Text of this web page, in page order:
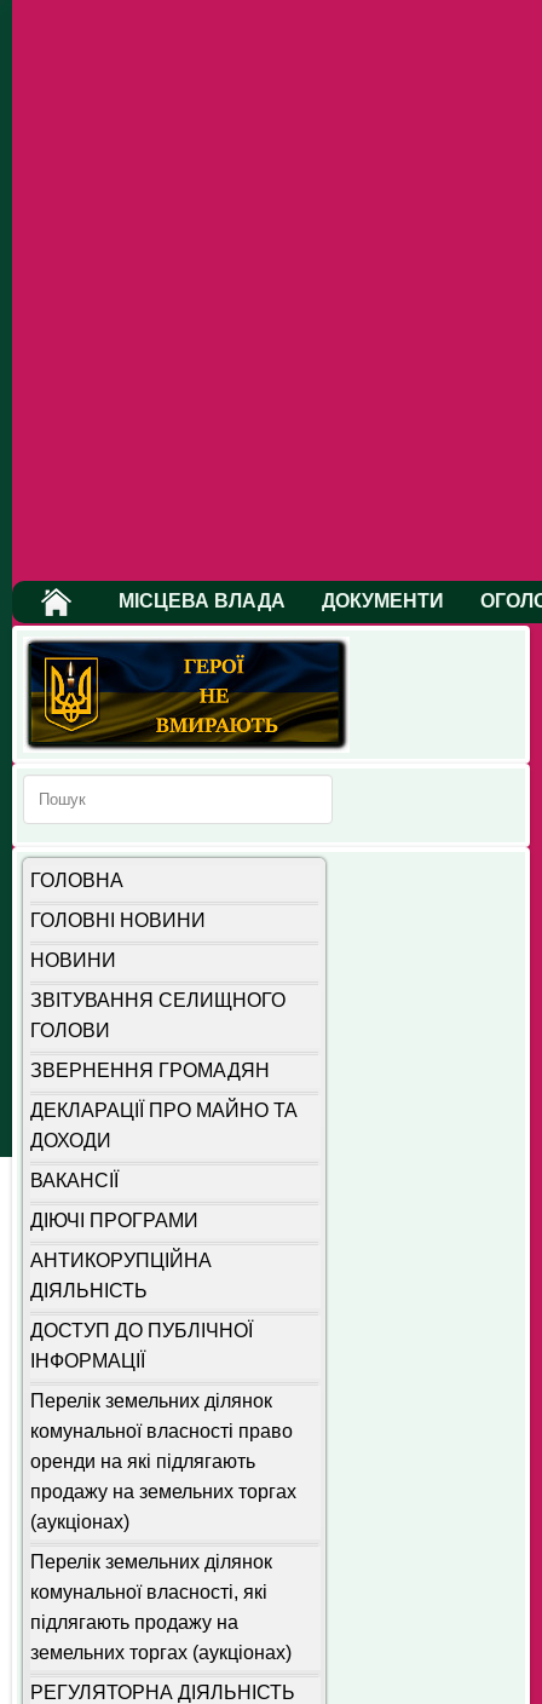
МІСЦЕВА ВЛАДА ДОКУМЕНТИ
ГОЛОВНА
ГОЛОВНІ НОВИНИ
НОВИНИ
ЗВІТУВАННЯ СЕЛИЩНОГО
ГОЛОВИ
ЗВЕРНЕННЯ ГРОМАДЯН
ДЕКЛАРАЦІЇ ПРО МАЙНО ТА
ДОХОДИ
ВАКАНСІЇ
ДІЮЧІ ПРОГРАМИ
АНТИКОРУПЦІЙНА
ДІЯЛЬНІСТЬ
ДОСТУП ДО ПУБЛІЧНОЇ
ІНФОРМАЦІЇ
Перелік земельних ділянок
комунальної власності право
оренди на які підлягають
продажу на земельних торгах
(аукціонах)
Перелік земельних ділянок
комунальної власності, які
підлягають продажу на
земельних торгах (аукціонах)
РЕГУЛЯТОРНА ДІЯЛЬНІСТЬ